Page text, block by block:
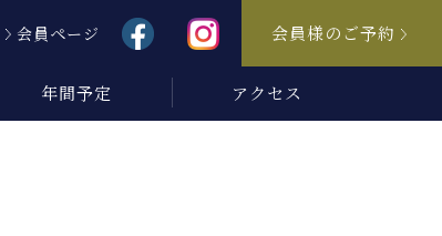
会員ページ 会員様のご予約
年間予定 アクセス